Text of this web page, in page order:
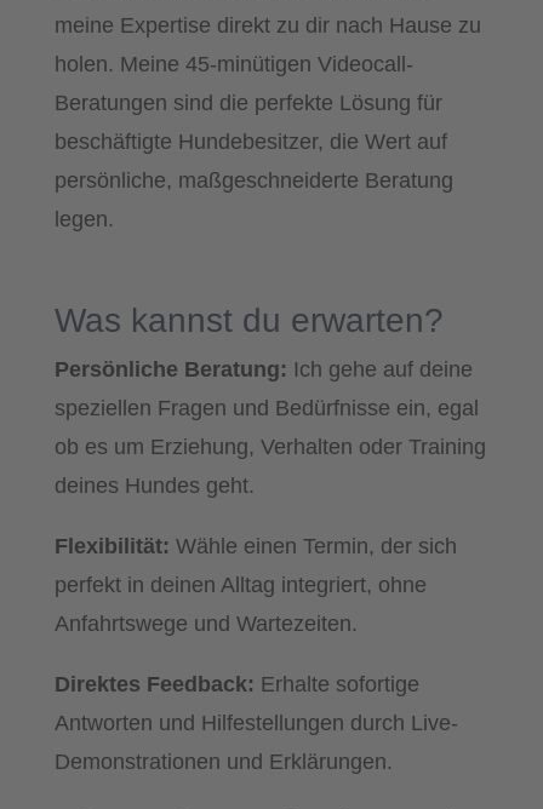
meine Expertise direkt zu dir nach Hause zu
holen. Meine 45-minütigen Videocall-
Beratungen sind die perfekte Lösung für
beschäftigte Hundebesitzer, die Wert auf
persönliche, maßgeschneiderte Beratung
legen.
Was kannst du erwarten?
Persönliche Beratung: Ich gehe auf deine
speziellen Fragen und Bedürfnisse ein, egal
ob es um Erziehung, Verhalten oder Training
deines Hundes geht.
Flexibilität: Wähle einen Termin, der sich
perfekt in deinen Alltag integriert, ohne
Anfahrtswege und Wartezeiten.
Direktes Feedback: Erhalte sofortige
Antworten und Hilfestellungen durch Live-
Demonstrationen und Erklärungen.